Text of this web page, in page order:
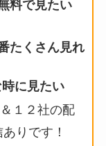
料で見たい
たくさん見れ
に見たい
１２社の配
りです！